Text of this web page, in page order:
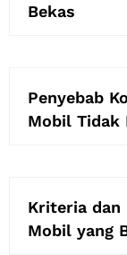
Bekas
Penyebab
Mobil Tidak
Kriteria dan
Mobil yang